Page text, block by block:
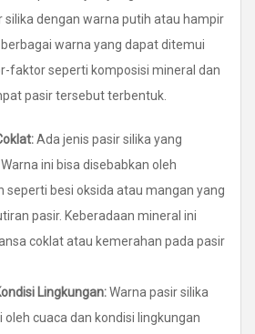
silika dengan warna putih atau hampir
warna yang dapat ditemui
faktor seperti komposisi mineral dan
pasir tersebut terbentuk.
Ada jenis pasir silika yang
ini bisa disebabkan oleh
seperti besi oksida atau mangan yang
pasir. Keberadaan mineral ini
coklat atau kemerahan pada pasir
Lingkungan:Warna pasir silika
cuaca dan kondisi lingkungan